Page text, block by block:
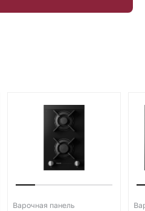
Варочная панель